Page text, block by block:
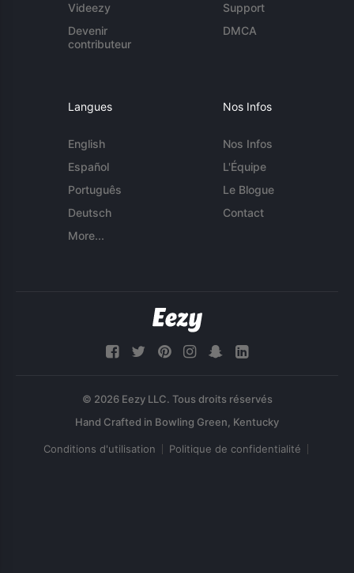
Videezy
Devenir
contributeur
Support
DMCA
Langues
English
Español
Português
Deutsch
More...
Nos Infos
Nos Infos
L'Équipe
Le Blogue
Contact
© 2026 Eezy LLC. Tous droits réservés
Conditions d'utilisation Politique de confidentialité